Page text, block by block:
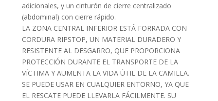
adicionales, y un cinturón de cierre centralizado
(abdominal) con cierre rápido.
LA ZONA CENTRAL INFERIOR ESTÁ FORRADA CON
CORDURA RIPSTOP, UN MATERIAL DURADERO Y
RESISTENTE AL DESGARRO, QUE PROPORCIONA
PROTECCIÓN DURANTE EL TRANSPORTE DE LA
VÍCTIMA Y AUMENTA LA VIDA ÚTIL DE LA CAMILLA.
SE PUEDE USAR EN CUALQUIER ENTORNO, YA QUE
EL RESCATE PUEDE LLEVARLA FÁCILMENTE. SU